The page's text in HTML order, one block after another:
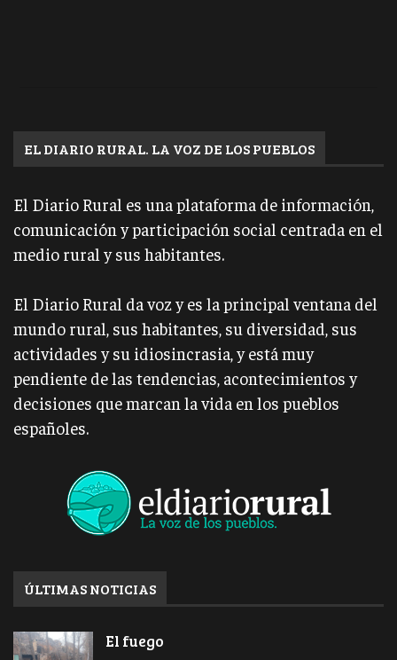
EL DIARIO RURAL. LA VOZ DE LOS PUEBLOS
El Diario Rural es una plataforma de información,
comunicación y participación social centrada en el
medio rural y sus habitantes.
El Diario Rural da voz y es la principal ventana del
mundo rural, sus habitantes, su diversidad, sus
actividades y su idiosincrasia, y está muy
pendiente de las tendencias, acontecimientos y
decisiones que marcan la vida en los pueblos
españoles.
ÚLTIMAS NOTICIAS
El fuego